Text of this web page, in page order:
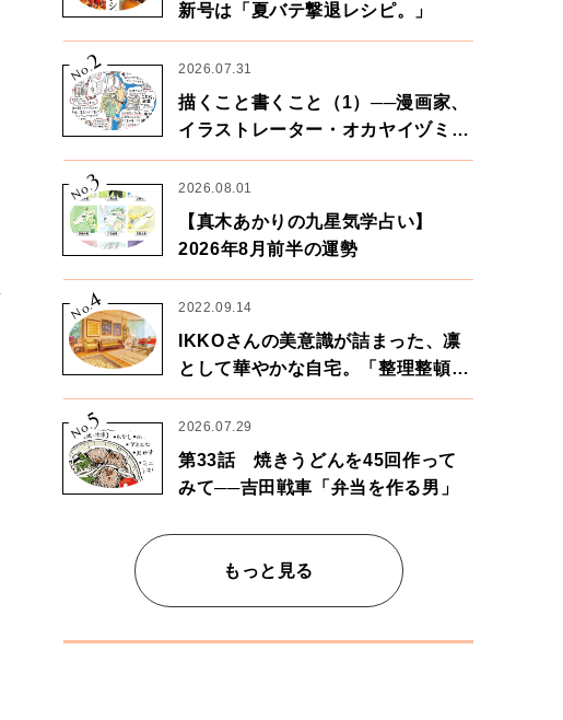
新号は「夏バテ撃退レシピ。」
No.2 2026.07.31
描くこと書くこと（1）──漫画家、
イラストレーター・オカヤイヅミさ
ん×漫画家・鶴谷香央理さん
No.
3 2026.08.01
【真木あかりの九星気学占い】
2026年8月前半の運勢
No.
4 2022.09.14
IKKOさんの美意識が詰まった、凛
として華やかな自宅。「整理整頓は
心のリズムが乱されないための作
業」。
No.
5 2026.07.29
第33話 焼きうどんを45回作って
みて──吉田戦車「弁当を作る男」
もっと見る